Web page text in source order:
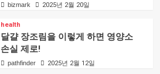
bizmark 2025년 2월 20일
health
달걀 장조림을 이렇게 하면 영양소
손실 제로!
pathfinder 2025년 2월 12일